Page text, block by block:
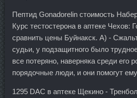
Пептид Gonadorelin стоимость
Курс тестостерона в аптеке Чехов:
сравнить цены Буйнакск. А) -
судьи, у подзащитного было
все потеряно, наверняка среди его
порядочные люди, и они помогут ему
1295 DAC в аптеке Щекино -